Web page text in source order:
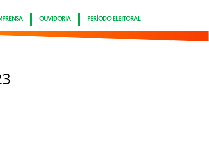
OUVIDORIA PERÍODO ELEITORAL